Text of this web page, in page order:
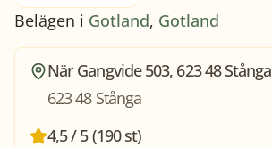
Belägen i Gotland, Gotland
När Gangvide 503, 623 48 Stånga
623 48 Stånga
4,5 / 5 (190 st)